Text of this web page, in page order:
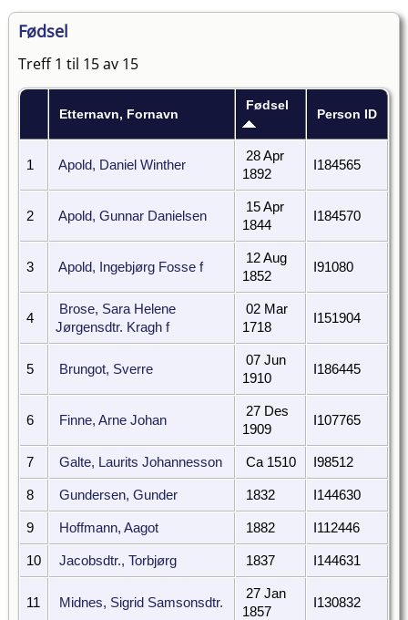
Fødsel
Treff 1 til 15 av 15
Etternavn, Fornavn
Fødsel
Person ID
1 Apold, Daniel Winther
28 Apr
1892
I184565
2 Apold, Gunnar Danielsen
15 Apr
1844
I184570
3 Apold, Ingebjørg Fosse f
12 Aug
1852
I91080
4
Brose, Sara Helene
Jørgensdtr. Kragh f
02 Mar
1718
I151904
5 Brungot, Sverre
07 Jun
1910
I186445
6 Finne, Arne Johan
27 Des
1909
I107765
7 Galte, Laurits Johannesson Ca 1510 I98512
8 Gundersen, Gunder 1832 I144630
9 Hoffmann, Aagot 1882 I112446
10 Jacobsdtr., Torbjørg 1837 I144631
11 Midnes, Sigrid Samsonsdtr.
27 Jan
1857
I130832